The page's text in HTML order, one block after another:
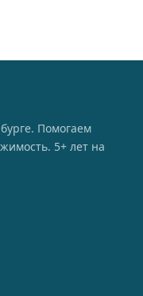
Помогаем
5+ лет на